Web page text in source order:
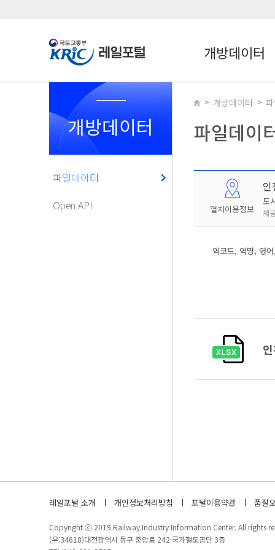
개방데이터
개방데이터
파일데이터
Open API
개방데이터
파일데이
열차이용정보
도
제
역코드, 역명, 영
레일포털 소개 개인정보처리방침 포털이용약관 품질
Copyright ⓒ 2019 Railway Industry Information Center. All rights
(우:34618)대전광역시 동구 중앙로 242 국가철도공단 3층